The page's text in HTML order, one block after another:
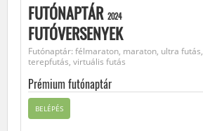
FUTÓNAPTÁR 2024
FUTÓVERSENYEK
Futónaptár: félmaraton, maraton, ultra futás,
terepfutás, virtuális futás
Prémium futónaptár
BELÉPÉS